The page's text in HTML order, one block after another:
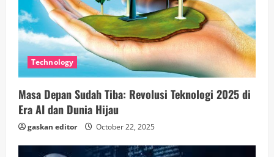
e
a
d
i
n
g
Technology
Masa Depan Sudah Tiba: Revolusi Teknologi 2025 di
Era AI dan Dunia Hijau
gaskan editor October 22, 2025